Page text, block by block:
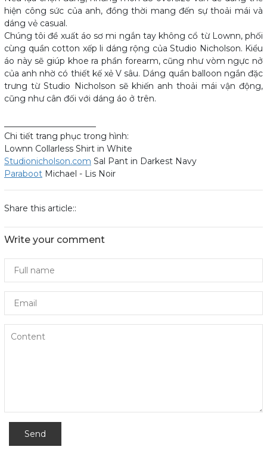
hiện công sức của anh, đồng thời mang đến sự thoải mái và
dáng vẻ casual.
Chúng tôi đề xuất áo sơ mi ngắn tay không cổ từ Lownn, phối
cùng quần cotton xếp li dáng rộng của Studio Nicholson. Kiểu
áo này sẽ giúp khoe ra phần forearm, cũng như vòm ngực nở
của anh nhờ có thiết kế xẻ V sâu. Dáng quần balloon ngắn đặc
trưng từ Studio Nicholson sẽ khiến anh thoải mái vận động,
cũng như cân đối với dáng áo ở trên.
Chi tiết trang phục trong hình:
Lownn Collarless Shirt in White
Studionicholson.com Sal Pant in Darkest Navy
Paraboot Michael - Lis Noir
Share this article::
Write your comment
Send